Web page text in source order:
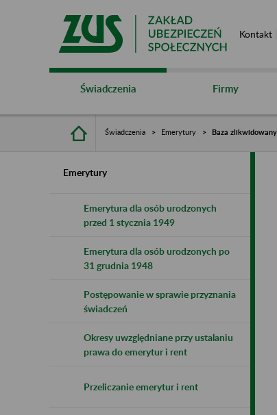
Kontakt
Świadczenia Firmy
Świadczenia Emerytury Baza
Emerytury
Emerytura dla osób urodzonych
przed 1 stycznia 1949
Emerytura dla osób urodzonych po
31 grudnia 1948
Postępowanie w sprawie przyznania
świadczeń
Okresy uwzględniane przy ustalaniu
prawa do emerytur i rent
Przeliczanie emerytur i rent